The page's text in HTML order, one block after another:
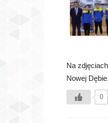
Na
Nowej Dębie.
0